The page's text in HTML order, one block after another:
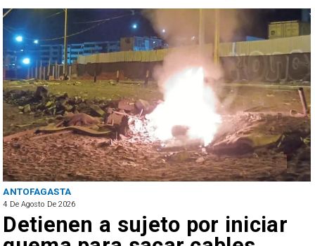
ANTOFAGASTA
4 De Agosto De 2026
Detienen a sujeto por iniciar